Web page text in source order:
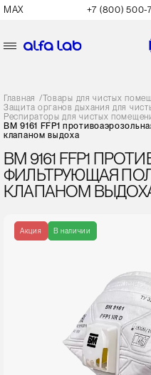
MAX +7 (800) 500-
Главная /Товары для чистых
Защита органов дыхания для
Респираторы для чистых
ВМ 9161 FFP1
клапаном выдоха
ВМ 9161 FFP1
ФИЛЬТРУЮЩАЯ
КЛАПАНОМ
Акция В наличии